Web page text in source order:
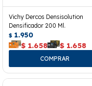
Vichy Dercos Densisolution
Densificador 200 Ml.
$ 1.950
$ 1.658 $ 1.658